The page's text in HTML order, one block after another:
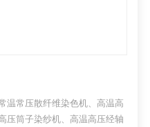
温常压散纤维染色机、高温高
压筒子染纱机、高温高压经轴